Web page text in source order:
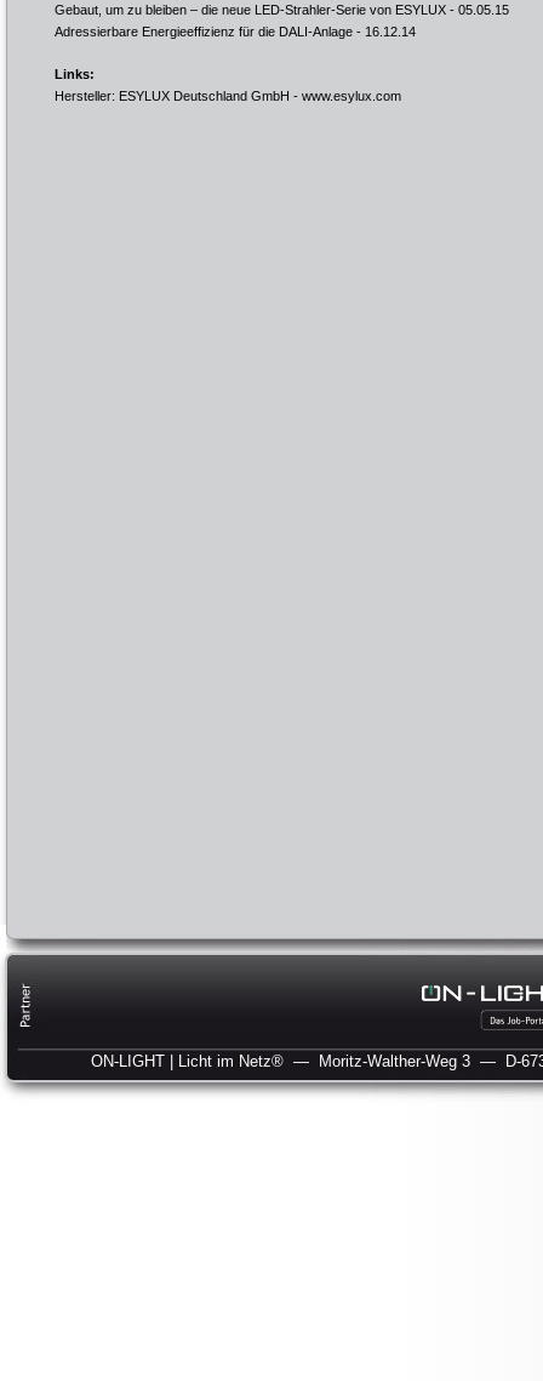
Gebaut, um zu bleiben – die neue LED-Strahler-Serie von ESYLUX - 05.05.15
Adressierbare Energieeffizienz für die DALI-Anlage - 16.12.14
Links:
Hersteller: ESYLUX Deutschland GmbH - www.esylux.com
ON-LIGHT | Licht im Netz® — Moritz-Walther-Weg 3 — D-